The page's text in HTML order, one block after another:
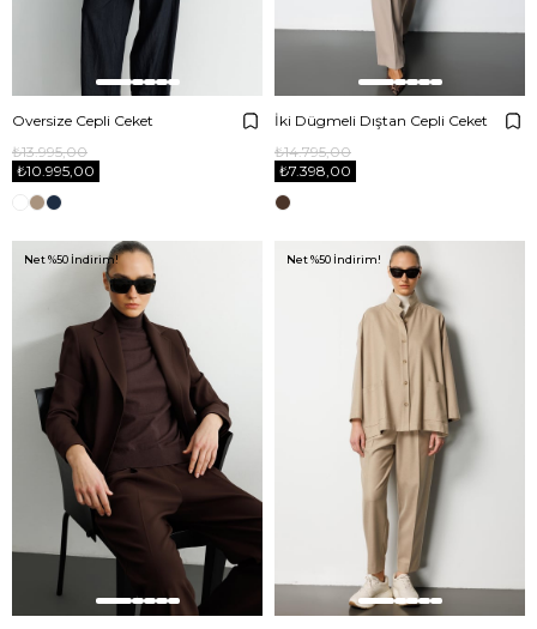
Oversize Cepli Ceket
₺10.995,00
₺13.995,00
İki Dügmeli Dıştan Cepli Ceket
₺7.398,00
₺14.795,00
Net %50 İndirim! Net %50 İndirim!